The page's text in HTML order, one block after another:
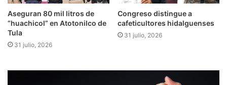
Aseguran 80 mil litros de
“huachicol” en Atotonilco de
Tula
31 julio, 2026
Congreso distingue a
cafeticultores hidalguenses
31 julio, 2026